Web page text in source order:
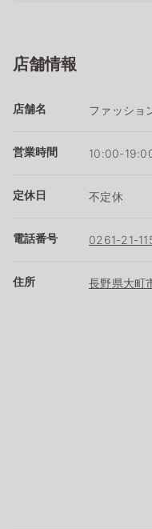
店舗情報
店舗名 ファッショ
営業時間 10:00-
定休日 不定休
電話番号 0261-21-
住所 長野県大町